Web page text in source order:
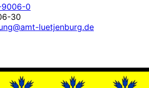
9006-0
30
luetjenburg.de